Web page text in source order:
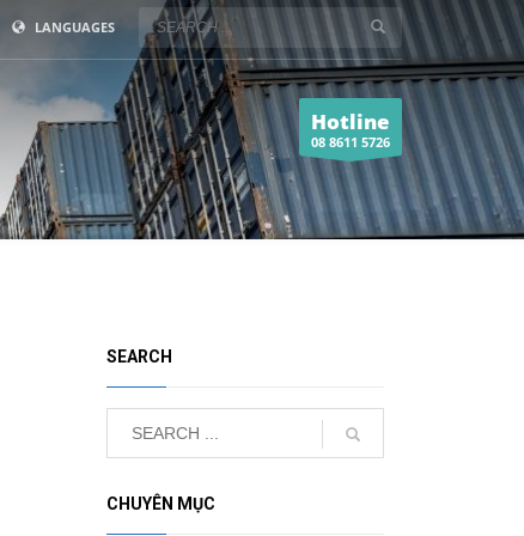
LANGUAGES
Hotline
08 8611 5726
SEARCH
CHUYÊN MỤC